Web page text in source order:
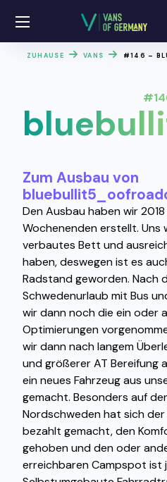
ZUHAUSE VANS #146 –
Zum Ausbau von
Den Ausbau haben wir
Wochenenden erstellt. Uns
verbautes Bett und
haben, deswegen ist es
Radstand geworden. Nach
Schwedenurlaub mit Bus
wir dann noch die ein oder
Optimierungen
wir dann nach langem
und größerer AT Bereifung
ein neues Fahrzeug aus
gemacht. Besonders auf
Nordschweden hat sich
bezahlt gemacht, den
gehoben und den oder
erreichbaren Campspot ist